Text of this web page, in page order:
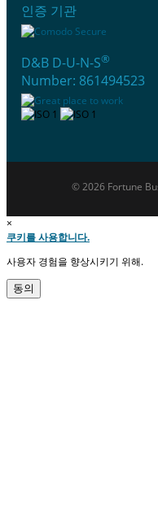
인증 기관
D&B D-U-N-S®
Number: 861494523
© 2026 Fortune
×
쿠키를 사용합니다.
사용자 경험을 향상시키기 위해.
동의